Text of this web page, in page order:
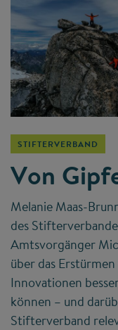
STIFTERVERBAND
Von
Melanie Maas-
des
Amtsvorgänger
über das
Innovationen
können – und
Stifterverband